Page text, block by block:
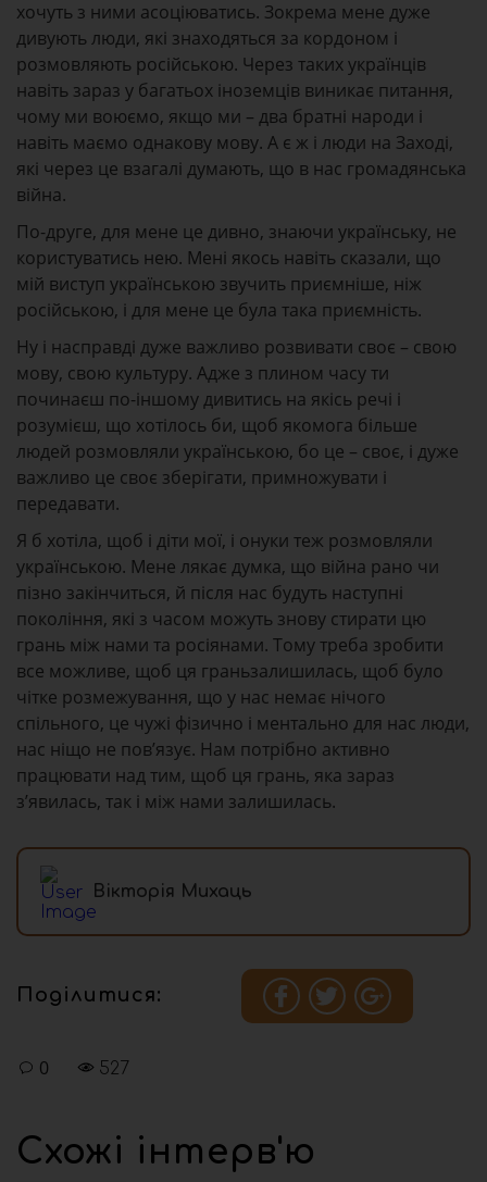
хочуть з ними асоціюватись. Зокрема мене дуже
дивують люди, які знаходяться за кордоном і
розмовляють російською. Через таких українців
навіть зараз у багатьох іноземців виникає питання,
чому ми воюємо, якщо ми – два братні народи і
навіть маємо однакову мову. А є ж і люди на Заході,
які через це взагалі думають, що в нас громадянська
війна.
По-друге, для мене це дивно, знаючи українську, не
користуватись нею. Мені якось навіть сказали, що
мій виступ українською звучить приємніше, ніж
російською, і для мене це була така приємність.
Ну і насправді дуже важливо розвивати своє – свою
мову, свою культуру. Адже з плином часу ти
починаєш по-іншому дивитись на якісь речі і
розумієш, що хотілось би, щоб якомога більше
людей розмовляли українською, бо це – своє, і дуже
важливо це своє зберігати, примножувати і
передавати.
Я б хотіла, щоб і діти мої, і онуки теж розмовляли
українською. Мене лякає думка, що війна рано чи
пізно закінчиться, й після нас будуть наступні
покоління, які з часом можуть знову стирати цю
грань між нами та росіянами. Тому треба зробити
все можливе, щоб ця граньзалишилась, щоб було
чітке розмежування, що у нас немає нічого
спільного, це чужі фізично і ментально для нас люди,
нас ніщо не пов’язує. Нам потрібно активно
працювати над тим, щоб ця грань, яка зараз
з’явилась, так і між нами залишилась.
Вікторія Михаць
Поділитися:
0 527
Схожі інтерв'ю